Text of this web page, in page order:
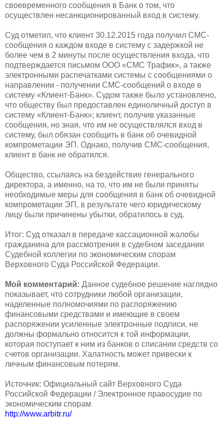
своевременного сообщения в Банк о том, что
осуществлен несанкционированный вход в систему.
Суд отметил, что клиент 30.12.2015 года получил СМС-
сообщения о каждом входе в систему с задержкой не
более чем в 2 минуты после осуществления входа, что
подтверждается письмом ООО «СМС Трафик», а также
электронными распечатками системы с сообщениями о
направлении - получении СМС-сообщений о входе в
систему «Клиент-Банк». Судом также было установлено,
что обществу был предоставлен единоличный доступ в
систему «Клиент-Банк»; клиент, получив указанные
сообщения, но зная, что им не осуществлялся вход в
систему, был обязан сообщить в банк об очевидной
компрометации ЭП. Однако, получив СМС-сообщения,
клиент в банк не обратился.
Общество, ссылаясь на бездействие генерального
директора, а именно, на то, что им не были приняты
необходимые меры для сообщения в банк об очевидной
компрометации ЭП, в результате чего юридическому
лицу были причинены убытки, обратилось в суд.
Итог: Суд отказал в передаче кассационной жалобы
гражданина для рассмотрения в судебном заседании
Судебной коллегии по экономическим спорам
Верховного Суда Российской Федерации.
Мой комментарий: Данное судебное решение наглядно
показывает, что сотрудники любой организации,
наделенные полномочиями по распоряжению
финансовыми средствами и имеющие в своем
распоряжении усиленные электронные подписи, не
должны формально относится к той информации,
которая поступает к ним из банков о списании средств со
счетов организации. Халатность может привески к
личным финансовым потерям.
Источник: Официальный сайт Верховного Суда
Российской Федерации / Электронное правосудие по
экономическим спорам
http://www.arbitr.ru/